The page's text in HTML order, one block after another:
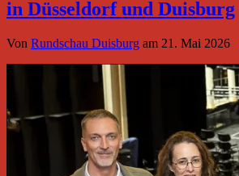
in Düsseldorf und Duisburg
Von Rundschau Duisburg am 21. Mai 2026